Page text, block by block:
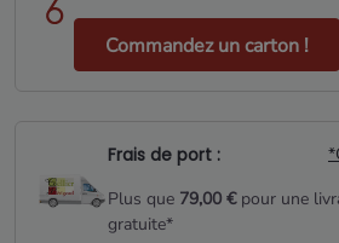
Commandez un carton !
Frais de port :
Plus que 79,00 €pour une
gratuite*